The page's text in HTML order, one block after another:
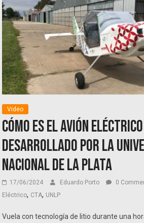
Video
Cómo es el avión eléctrico
desarrollado por la
Nacional de La Plata
17/06/2024 Eduardo Porto 0
Eléctrico, CTA, UNLP
Vuela con tecnología de litio durante una